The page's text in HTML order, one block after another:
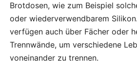
Brotdosen, wie zum Beispiel
oder wiederverwendbarem
verfügen auch über Fächer oder
Trennwände, um verschiedene
voneinander zu trennen.